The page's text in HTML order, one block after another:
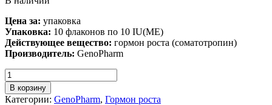
Цена за: упаковка
Упаковка: 10 флаконов по 10 IU(ME)
Действующее вещество: гормон роста (соматотропин)
Производитель: GenoPharm
В корзину
Категории: GenoPharm, Гормон роста